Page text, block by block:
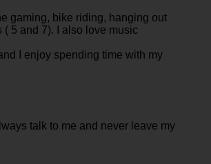
gaming, bike riding, hanging out
( 5 and 7). I also love music
I enjoy spending time with my
talk to me and never leave my